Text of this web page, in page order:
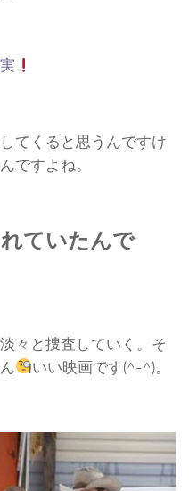
てくると思うんですけ
ですよね。
ていたんで
々と捜査していく。そ
いい映画です(^-^)。